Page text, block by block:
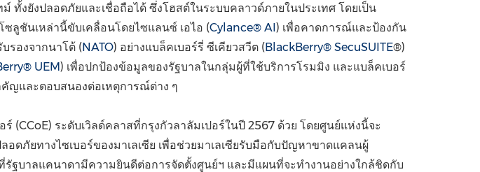
ทั้งยังปลอดภัยและเชื่อถือได้ ซึ่งโฮสต์ในระบบคลาวด์ภายในประเทศ โดยเป็น
ลูชันเหล่านี้ขับเคลื่อนโดยไซแลนซ์ เอไอ (Cylance® AI) เพื่อคาดการณ์และป้องกัน
รองจากนาโต้ (NATO) อย่างแบล็คเบอร์รี่ ซีเคียวสวีต (BlackBerry® SecuSUITE®)
UEM) เพื่อปกป้องข้อมูลของรัฐบาลในกลุ่มผู้ที่ใช้บริการโรมมิง และแบล็คเบอร์
ญและตอบสนองต่อเหตุการณ์ต่าง ๆ
ร์ (CCoE) ระดับเวิลด์คลาสที่กรุงกัวลาลัมเปอร์ในปี 2567 ด้วย โดยศูนย์แห่งนี้จะ
ภัยทางไซเบอร์ของมาเลเซีย เพื่อช่วยมาเลเซียรับมือกับปัญหาขาดแคลนผู้
ฐบาลแคนาดามีความยินดีต่อการจัดตั้งศูนย์ฯ และมีแผนที่จะทำงานอย่างใกล้ชิดกับ